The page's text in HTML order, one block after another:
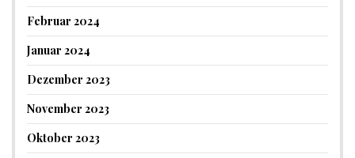
Februar 2024
Januar 2024
Dezember 2023
November 2023
Oktober 2023